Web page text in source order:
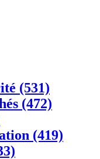
(531)
(472)
(419)